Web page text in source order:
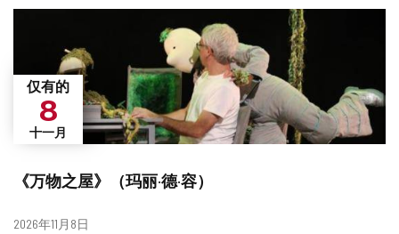
《万物之屋》（玛丽·德·容）
仅有的
8
十一月
日
2026年11月8日